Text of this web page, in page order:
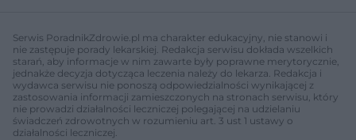
Serwis PoradnikZdrowie.pl ma charakter edukacyjny, nie stanowi i
nie zastępuje porady lekarskiej. Redakcja serwisu dokłada wszelkich
starań, aby informacje w nim zawarte były poprawne merytorycznie,
jednakże decyzja dotycząca leczenia należy do lekarza. Redakcja i
wydawca serwisu nie ponoszą odpowiedzialności wynikającej z
zastosowania informacji zamieszczonych na stronach serwisu, który
nie prowadzi działalności leczniczej polegającej na udzielaniu
świadczeń zdrowotnych w rozumieniu art. 3 ust 1 ustawy o
działalności leczniczej.